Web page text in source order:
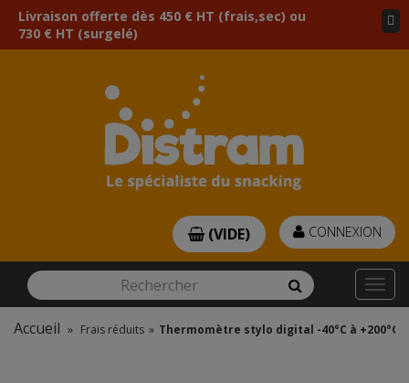
Livraison offerte dès 450 € HT (frais,sec) ou
730 € HT (surgelé)
Rechercher Rechercher
CONNEXION
(VIDE)
Accueil » Frais réduits » Thermomètre stylo digital -40°C à +200°C